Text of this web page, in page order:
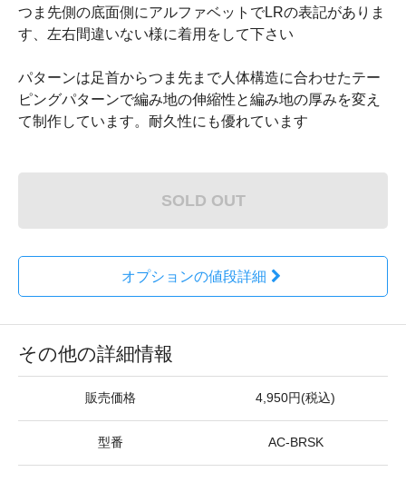
つま先側の底面側にアルファベットでLRの表記がありま
す、左右間違いない様に着用をして下さい
パターンは足首からつま先まで人体構造に合わせたテー
ピングパターンで編み地の伸縮性と編み地の厚みを変え
て制作しています。耐久性にも優れています
SOLD OUT
オプションの値段詳細
その他の詳細情報
販売価格 4,950円(税込)
型番 AC-BRSK